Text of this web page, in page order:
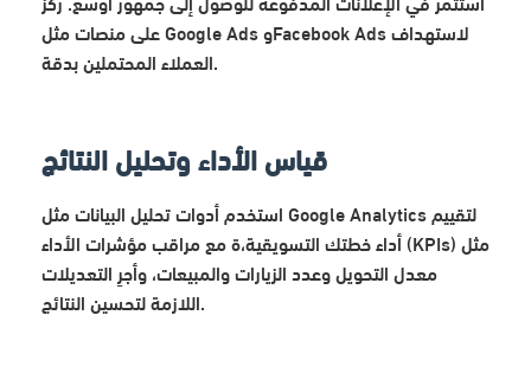
على منصات مثل Google Ads وFacebook Ads لاستهداف
العملاء المحتملين بدقة.
قياس الأداء وتحليل النتائج
استخدم أدوات تحليل البيانات مثل Google Analytics لتقييم
أداء خطتك التسويقية،ة مع مراقب مؤشرات الأداء (KPIs) مثل
معدل التحويل وعدد الزيارات والمبيعات، وأجرِ التعديلات
اللازمة لتحسين النتائج.